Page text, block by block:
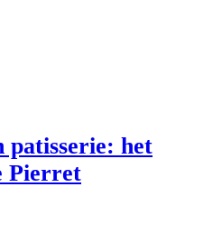
patisserie: het
Pierret